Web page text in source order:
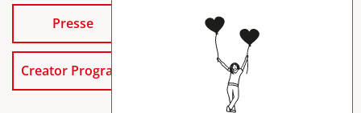
Presse
Creator Program